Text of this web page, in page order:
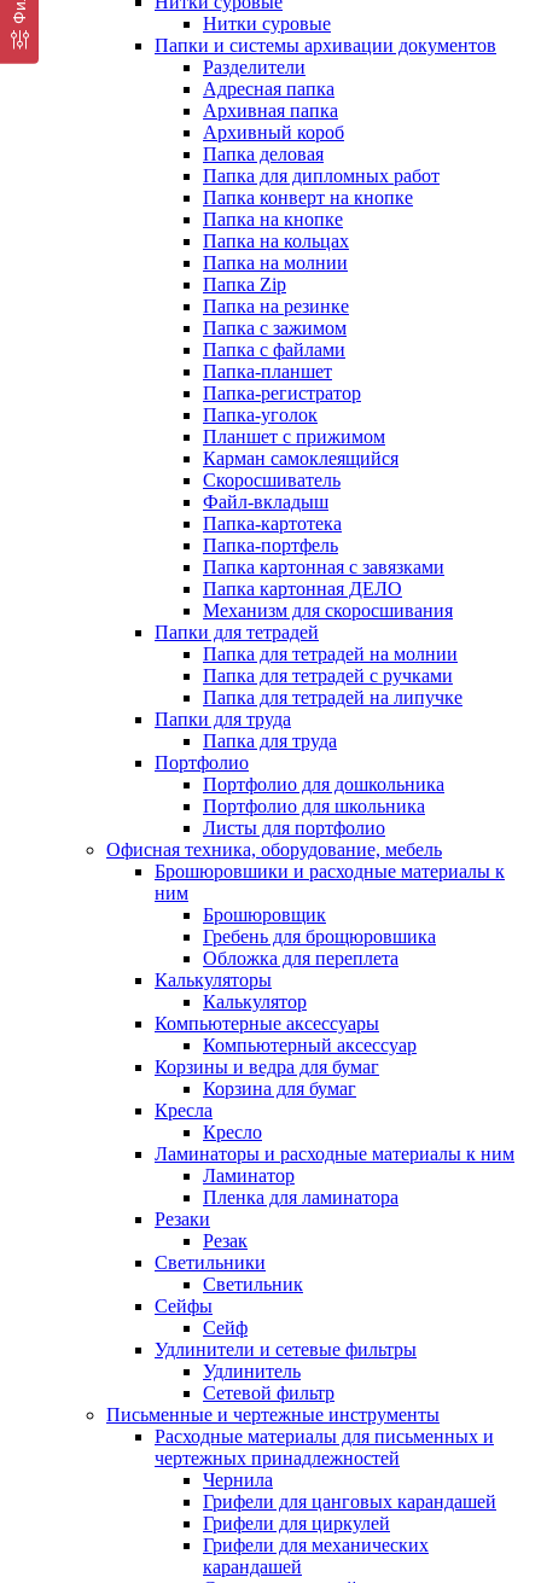
Нитки суровые
Папки и системы архивации документов
Разделители
Адресная папка
Архивная папка
Архивный короб
Папка деловая
Папка для дипломных работ
Папка конверт на кнопке
Папка на кнопке
Папка на кольцах
Папка на молнии
Папка Zip
Папка на резинке
Папка с зажимом
Папка с файлами
Папка-планшет
Папка-регистратор
Папка-уголок
Планшет с прижимом
Карман самоклеящийся
Скоросшиватель
Файл-вкладыш
Папка-картотека
Папка-портфель
Папка картонная с завязками
Папка картонная ДЕЛО
Механизм для скоросшивания
Папки для тетрадей
Папка для тетрадей на молнии
Папка для тетрадей с ручками
Папка для тетрадей на липучке
Папки для труда
Папка для труда
Портфолио
Портфолио для дошкольника
Портфолио для школьника
Листы для портфолио
Офисная техника, оборудование, мебель
Брошюровшики и расходные материалы к
ним
Брошюровщик
Гребень для брощюровшика
Обложка для переплета
Калькуляторы
Калькулятор
Компьютерные аксессуары
Компьютерный аксессуар
Корзины и ведра для бумаг
Корзина для бумаг
Кресла
Кресло
Ламинаторы и расходные материалы к ним
Ламинатор
Пленка для ламинатора
Резаки
Резак
Светильники
Светильник
Сейфы
Сейф
Удлинители и сетевые фильтры
Удлинитель
Сетевой фильтр
Письменные и чертежные инструменты
Расходные материалы для письменных и
чертежных принадлежностей
Чернила
Грифели для цанговых карандашей
Грифели для циркулей
Грифели для механических
карандашей